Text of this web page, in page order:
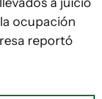
ocupación
reportó